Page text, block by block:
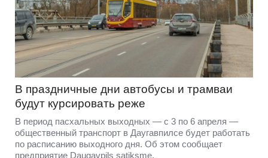
В праздничные дни автобусы и трамваи
будут курсировать реже
В период пасхальных выходных — с 3 по 6 апреля —
общественный транспорт в Даугавпилсе будет работать
по расписанию выходного дня. Об этом сообщает
предприятие Daugavpils satiksme.